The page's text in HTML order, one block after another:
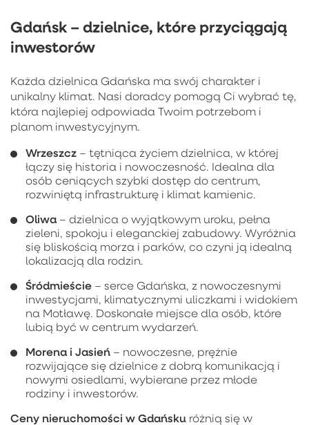
Gdańsk – dzielnice, które przyciągają
inwestorów
Każda dzielnica Gdańska ma swój charakter i
unikalny klimat. Nasi doradcy pomogą Ci wybrać tę,
która najlepiej odpowiada Twoim potrzebom i
planom inwestycyjnym.
Wrzeszcz – tętniąca życiem dzielnica, w której
łączy się historia i nowoczesność. Idealna dla
osób ceniących szybki dostęp do centrum,
rozwiniętą infrastrukturę i klimat kamienic.
Oliwa – dzielnica o wyjątkowym uroku, pełna
zieleni, spokoju i eleganckiej zabudowy. Wyróżnia
się bliskością morza i parków, co czyni ją idealną
lokalizacją dla rodzin.
Śródmieście – serce Gdańska, z nowoczesnymi
inwestycjami, klimatycznymi uliczkami i widokiem
na Motławę. Doskonałe miejsce dla osób, które
lubią być w centrum wydarzeń.
Morena i Jasień – nowoczesne, prężnie
rozwijające się dzielnice z dobrą komunikacją i
nowymi osiedlami, wybierane przez młode
rodziny i inwestorów.
Ceny nieruchomości w Gdańsku różnią się w